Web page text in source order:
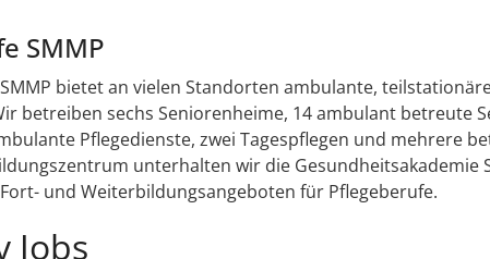
SMMP
bietet an vielen Standorten ambulante,
betreiben sechs Seniorenheime, 14 ambulant betreute
Pflegedienste, zwei Tagespflegen und mehrere
unterhalten wir die Gesundheitsakademie
und Weiterbildungsangeboten für Pflegeberufe.
Jobs